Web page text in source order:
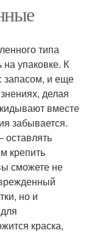
типа
упаковке. К
запасом, и еще
делая
вместе
забывается.
оставлять
крепить
сможете не
но и
краска,